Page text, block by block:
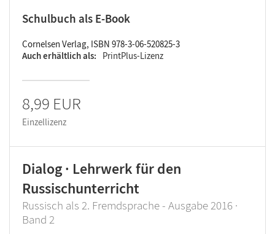
Schulbuch als E-Book
Cornelsen Verlag, ISBN 978-3-06-520825-3
Auch erhältlich als
PrintPlus-Lizenz
8,99 EUR
Einzellizenz
Dialog · Lehrwerk für den
Russischunterricht
Russisch als 2. Fremdsprache - Ausgabe 2016 ·
Band 2